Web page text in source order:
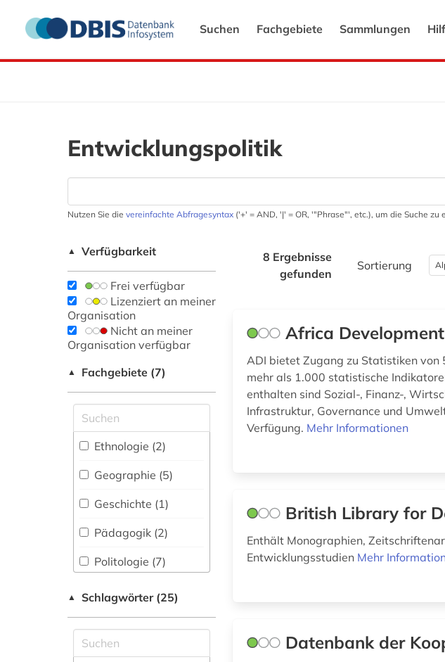
Suchen Fachgebiete Sammlungen
Entwicklungspolitik
Nutzen Sie die vereinfachte Abfragesyntax ('+' = AND, '|' = OR, '"Phrase"', etc.), um die Suche zu
▲ Verfügbarkeit
Frei verfügbar
Lizenziert an meiner
Organisation
Nicht an meiner
Organisation verfügbar
▲ Fachgebiete (7)
Ethnologie (2)
Geographie (5)
Geschichte (1)
Pädagogik (2)
Politologie (7)
Soziologie (6)
Wirtschaftswissenschaften
(6)
▲ Schlagwörter (25)
8 Ergebnisse
gefunden
Sortierung
Africa
ADI bietet Zugang zu Statistiken
mehr als 1.000 statistische
enthalten sind Sozial-, Finanz-,
Infrastruktur, Governance und
Verfügung. Mehr Informationen
British Library for
Enthält Monographien,
Entwicklungsstudien Mehr
Datenbank der